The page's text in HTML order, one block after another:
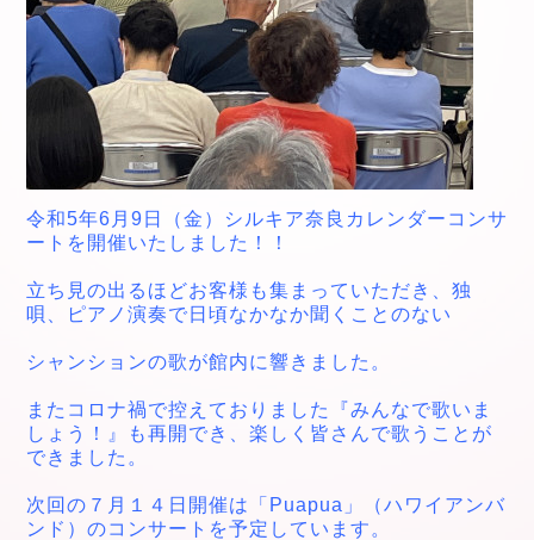
令和5年6 月9日（金）
シルキア奈良カレンダーコンサ
ートを開催いたしました！！
立ち見の出るほどお客様も集まっていただき、独
唄、ピアノ演奏で日頃なかなか聞くことのない
シャンションの歌が館内に響きました。
またコロナ禍で控えておりました『みんなで歌いま
しょう！』も再開でき、楽しく皆さんで歌うことが
できました。
次回の７月１４ 日開催は「Puapua」（ハワイアンバ
ンド） のコンサートを予定しています。